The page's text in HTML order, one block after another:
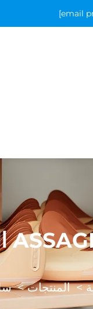
>المنتجات>